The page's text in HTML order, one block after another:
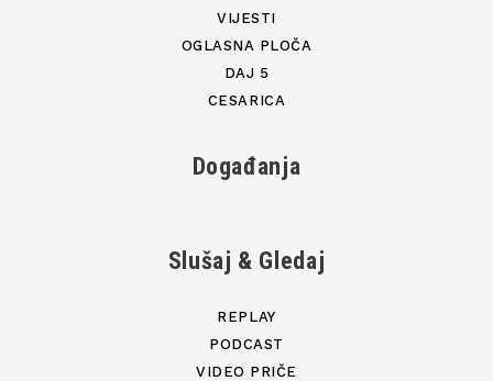
VIJESTI
OGLASNA PLOČA
DAJ 5
CESARICA
Događanja
Slušaj & Gledaj
REPLAY
PODCAST
VIDEO PRIČE